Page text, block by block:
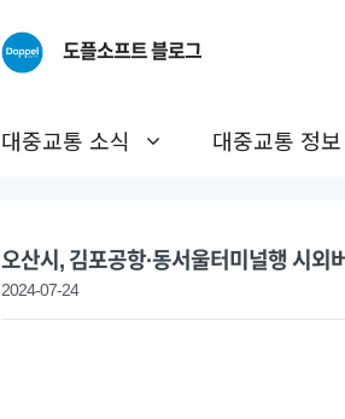
도플소프트 블로그
대중교통 소식 대중교통 정보
오산시, 김포공항·동서울터미널행 시외
2024-07-24